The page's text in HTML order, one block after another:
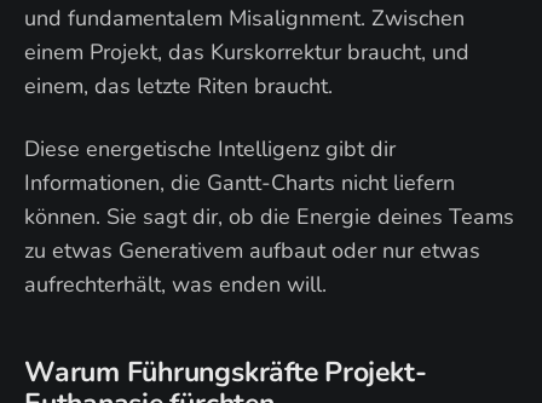
und fundamentalem Misalignment. Zwischen
einem Projekt, das Kurskorrektur braucht, und
einem, das letzte Riten braucht.
Diese energetische Intelligenz gibt dir
Informationen, die Gantt-Charts nicht liefern
können. Sie sagt dir, ob die Energie deines Teams
zu etwas Generativem aufbaut oder nur etwas
aufrechterhält, was enden will.
Warum Führungskräfte Projekt-